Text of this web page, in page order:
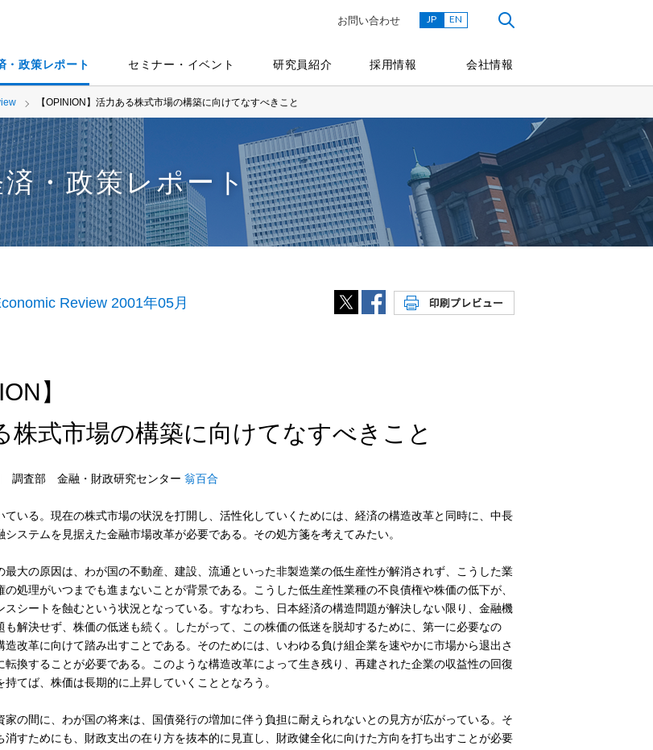
・政策レポート セミナー・イベント 研究員紹介 採用情報 会社情報
お問い合わせ JP EN
【OPINION】活力ある株式市場の構築に向けてなすべきこと
済・政策レポート
Review 2001年05月
】
株式市場の構築に向けてなすべきこと
調査部 金融・財政研究センター 翁百合
ている。現在の株式市場の状況を打開し、活性化していくためには、経済の構造改革と同時に、中長
システムを見据えた金融市場改革が必要である。その処方箋を考えてみたい。
最大の原因は、わが国の不動産、建設、流通といった非製造業の低生産性が解消されず、こうした業
の処理がいつまでも進まないことが背景である。こうした低生産性業種の不良債権や株価の低下が、
スシートを蝕むという状況となっている。すなわち、日本経済の構造問題が解決しない限り、金融機
も解決せず、株価の低迷も続く。したがって、この株価の低迷を脱却するために、第一に必要なの
造改革に向けて踏み出すことである。そのためには、いわゆる負け組企業を速やかに市場から退出さ
転換することが必要である。このような構造改革によって生き残り、再建された企業の収益性の回復
持てば、株価は長期的に上昇していくこととなろう。
家の間に、わが国の将来は、国債発行の増加に伴う負担に耐えられないとの見方が広がっている。そ
消すためにも、財政支出の在り方を抜本的に見直し、財政健全化に向けた方向を打ち出すことが必要